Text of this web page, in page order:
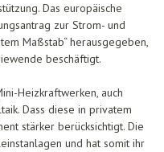
Das europäische
zur Strom- und
Maßstab“ herausgegeben,
beschäftigt.
Heizkraftwerken, auch
Dass diese in privatem
stärker berücksichtigt. Die
und hat somit ihr